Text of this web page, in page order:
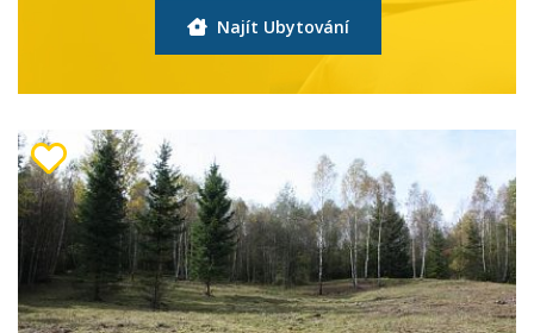
Najít Ubytování